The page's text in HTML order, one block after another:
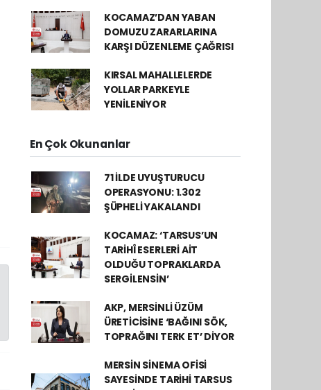
KOCAMAZ’DAN YABAN
DOMUZU ZARARLARINA
KARŞI DÜZENLEME ÇAĞRISI
KIRSAL MAHALLELERDE
YOLLAR PARKEYLE
YENİLENİYOR
En Çok Okunanlar
71 İLDE UYUŞTURUCU
OPERASYONU: 1.302
ŞÜPHELİ YAKALANDI
KOCAMAZ: ‘TARSUS’UN
TARİHÎ ESERLERİ AİT
OLDUĞU TOPRAKLARDA
SERGİLENSİN’
AKP, MERSİNLİ ÜZÜM
ÜRETİCİSİNE ‘BAĞINI SÖK,
TOPRAĞINI TERK ET’ DİYOR
MERSİN SİNEMA OFİSİ
SAYESİNDE TARİHİ TARSUS